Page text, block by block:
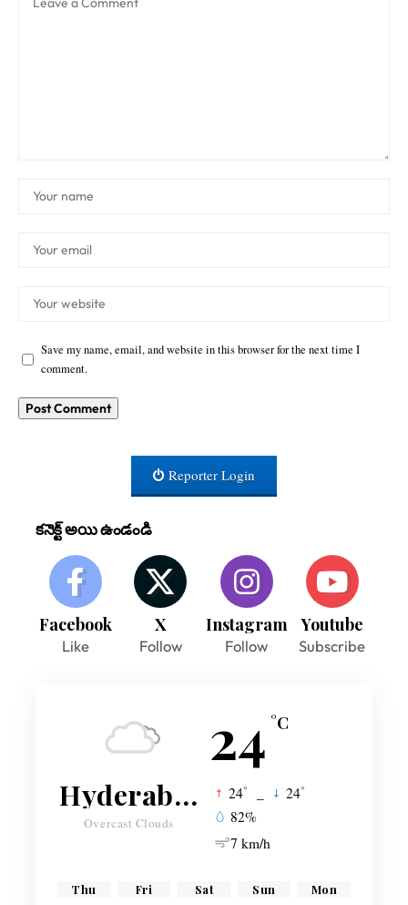
Save my name, email, and website in this browser for the next time I
comment.
Reporter Login
కనెక్ట్ అయి ఉండండి
Facebook
Like
X
Follow
Instagram
Follow
Youtube
Subscribe
24 °C
Hyderabad
Overcast Clouds
24° 24°
82%
7 km/h
Thu Fri Sat Sun Mon